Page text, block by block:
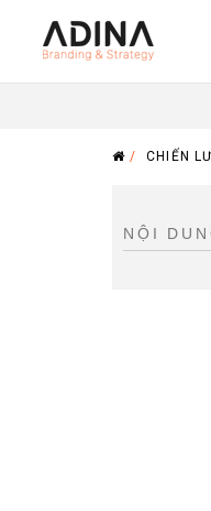
/CHIẾN
NỘI